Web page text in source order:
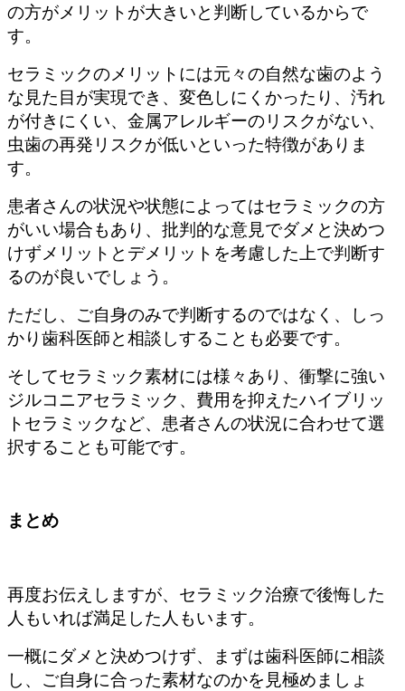
の方がメリットが大きいと判断しているからで
す。
セラミックのメリットには元々の自然な歯のよう
な見た目が実現でき、変色しにくかったり、汚れ
が付きにくい、金属アレルギーのリスクがない、
虫歯の再発リスクが低いといった特徴がありま
す。
患者さんの状況や状態によってはセラミックの方
がいい場合もあり、批判的な意見でダメと決めつ
けずメリットとデメリットを考慮した上で判断す
るのが良いでしょう。
ただし、ご自身のみで判断するのではなく、しっ
かり歯科医師と相談しすることも必要です。
そしてセラミック素材には様々あり、衝撃に強い
ジルコニアセラミック、費用を抑えたハイブリッ
トセラミックなど、患者さんの状況に合わせて選
択することも可能です。
まとめ
再度お伝えしますが、セラミック治療で後悔した
人もいれば満足した人もいます。
一概にダメと決めつけず、まずは歯科医師に相談
し、ご自身に合った素材なのかを見極めましょ